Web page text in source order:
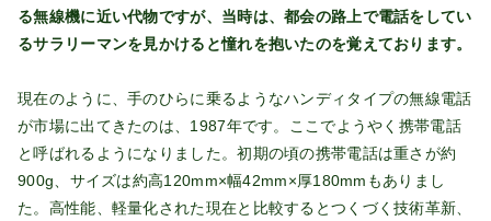
る無線機に近い代物ですが、当時は、都会の路上で電話をしてい
るサラリーマンを見かけると憧れを抱いたのを覚えております。
現在のように、手のひらに乗るようなハンディタイプの無線電話
が市場に出てきたのは、1987年です。ここでようやく携帯電話
と呼ばれるようになりました。初期の頃の携帯電話は重さが約
900g、サイズは約高120mm×幅42mm×厚180mmもありまし
た。高性能、軽量化された現在と比較するとつくづく技術革新、